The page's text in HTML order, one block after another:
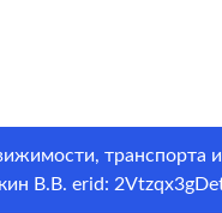
транспорта
В.В. erid: